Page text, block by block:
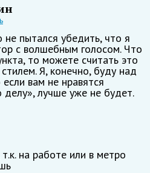
не пытался убедить, что я
с волшебным голосом. Что
то можете считать это
Я, конечно, буду над
вам не нравятся
делу», лучше уже не будет.
на работе или в метро